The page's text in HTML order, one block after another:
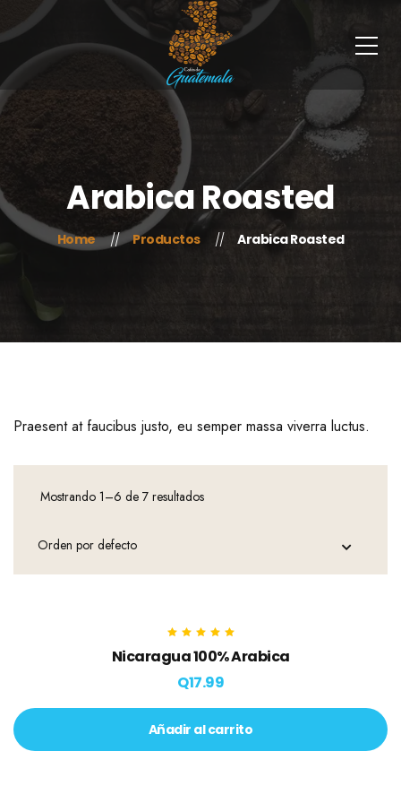
Arabica Roasted
Home Productos Arabica Roasted
Praesent at faucibus justo, eu semper massa viverra luctus.
Mostrando 1–6 de 7 resultados
5.00
de 5
Nicaragua 100% Arabica
Q17.99
Añadir al carrito